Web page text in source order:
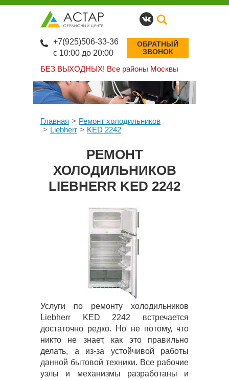
БЕЗ ВЫХОДНЫХ! Все районы Москвы
+7(925)506-33-36
с 10:00 до 20:00
ОБРАТНЫЙ
ЗВОНОК
Главная
Ремонт холодильников
Liebherr
KED 2242
РЕМОНТ
ХОЛОДИЛЬНИКОВ
LIEBHERR KED 2242
Услуги по ремонту холодильников
Liebherr KED 2242 встречается
достаточно редко. Но не потому, что
никто не знает, как это правильно
делать, а из-за устойчивой работы
данной бытовой техники. Все рабочие
узлы и механизмы разработаны и